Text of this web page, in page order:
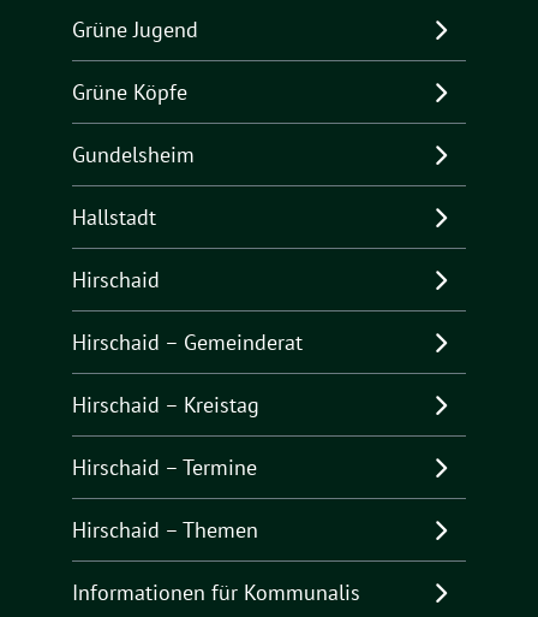
Grüne Jugend
Grüne Köpfe
Gundelsheim
Hallstadt
Hirschaid
Hirschaid – Gemeinderat
Hirschaid – Kreistag
Hirschaid – Termine
Hirschaid – Themen
Informationen für Kommunalis